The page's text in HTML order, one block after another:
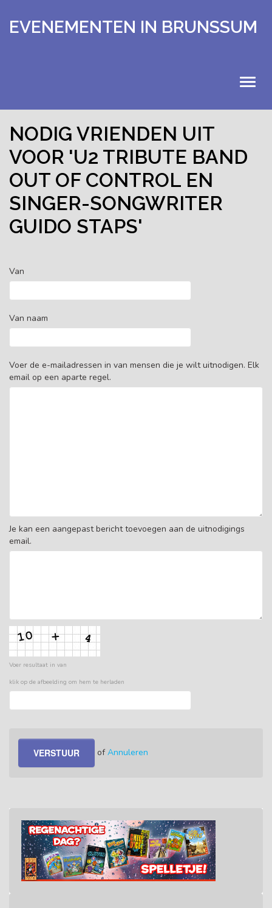
EVENEMENTEN IN BRUNSSUM
HOME
EVENEMENTEN
KALENDER
NODIG VRIENDEN UIT
VOOR 'U2 TRIBUTE BAND
OUT OF CONTROL EN
SINGER-SONGWRITER
GUIDO STAPS'
Van
Van naam
Voer de e-mailadressen in van mensen die je wilt uitnodigen. Elk
email op een aparte regel.
Je kan een aangepast bericht toevoegen aan de uitnodigings
email.
Voer resultaat in van
klik op de afbeelding om hem te herladen
VERSTUUR ofAnnuleren